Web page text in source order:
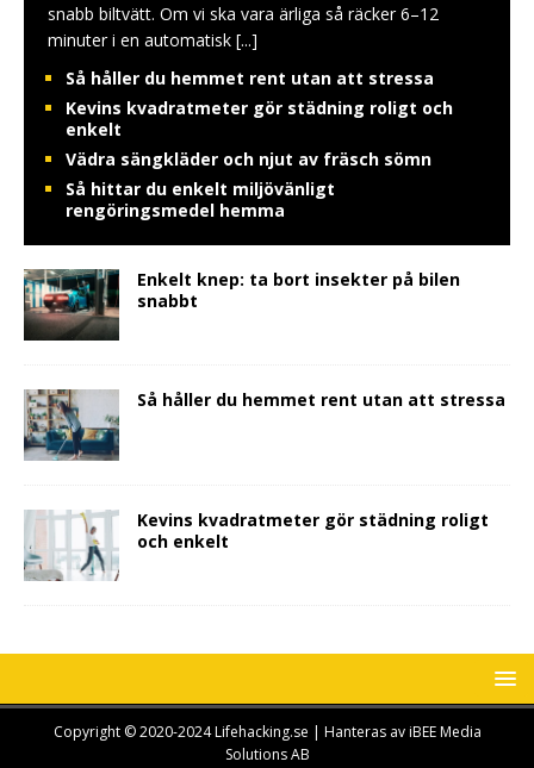
snabb biltvätt. Om vi ska vara ärliga så räcker 6–12
minuter i en automatisk [...]
Så håller du hemmet rent utan att stressa
Kevins kvadratmeter gör städning roligt och
enkelt
Vädra sängkläder och njut av fräsch sömn
Så hittar du enkelt miljövänligt
rengöringsmedel hemma
Enkelt knep: ta bort insekter på bilen
snabbt
Så håller du hemmet rent utan att stressa
Kevins kvadratmeter gör städning roligt
och enkelt
Copyright © 2020-2024 Lifehacking.se | Hanteras av iBEE Media
Solutions AB